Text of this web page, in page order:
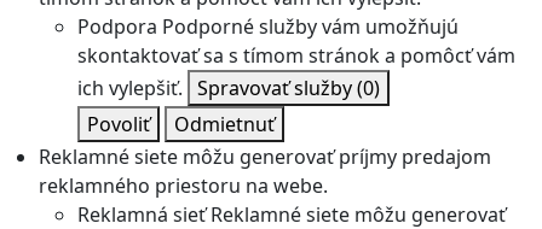
Podpora Podporné služby vám umožňujú
skontaktovať sa s tímom stránok a pomôcť vám
ich vylepšiť. Spravovať služby(0)
Povoliť
Odmietnuť
Reklamné siete môžu generovať príjmy predajom
reklamného priestoru na webe.
Reklamná sieť Reklamné siete môžu generovať